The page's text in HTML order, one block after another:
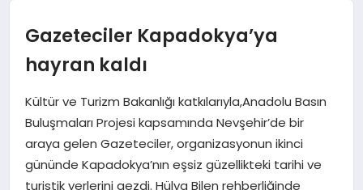
EKONOMI
GÜNDEM
MAGAZIN
SIYASET
Gazeteciler Kapadokya’ya
hayran kaldı
Kültür ve Turizm Bakanlığı katkılarıyla,Anadolu Basın
Buluşmaları Projesi kapsamında Nevşehir’de bir
araya gelen Gazeteciler, organizasyonun ikinci
gününde Kapadokya’nın eşsiz güzellikteki tarihi ve
turistik yerlerini gezdi. Hülya Bilen rehberliğinde